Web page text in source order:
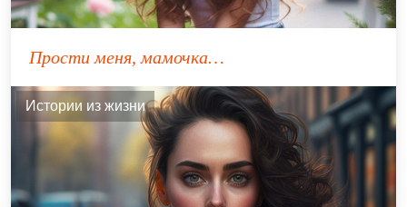
Прости меня, мамочка…
Истории из жизни